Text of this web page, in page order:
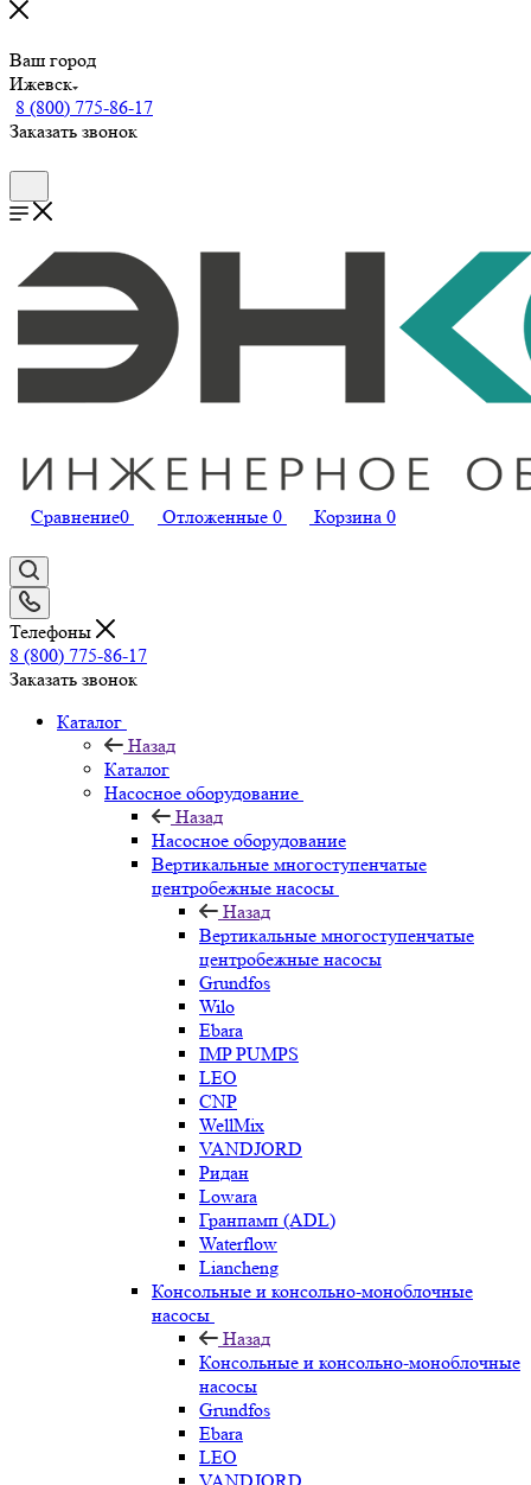
Ваш город
Ижевск
8 (800) 775-86-17
Заказать звонок
Сравнение0 Отложенные 0 Корзина 0
Телефоны
8 (800) 775-86-17
Заказать звонок
Каталог
Назад
Каталог
Насосное оборудование
Назад
Насосное оборудование
Вертикальные многоступенчатые
центробежные насосы
Назад
Вертикальные многоступенчатые
центробежные насосы
Grundfos
Wilo
Ebara
IMP PUMPS
LEO
CNP
WellMix
VANDJORD
Ридан
Lowara
Гранпамп (ADL)
Waterflow
Liancheng
Консольные и консольно-моноблочные
насосы
Назад
Консольные и консольно-моноблочные
насосы
Grundfos
Ebara
LEO